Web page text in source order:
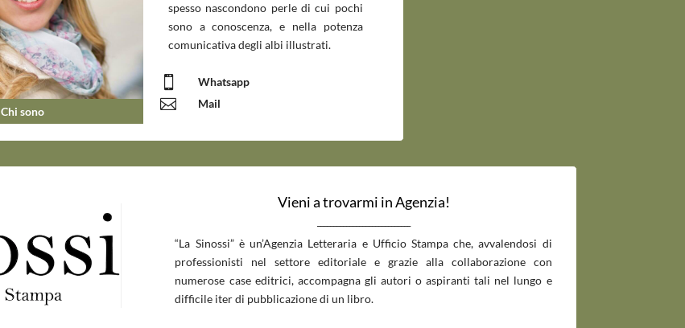
Chi sono
spesso nascondono perle di cui pochi
sono a conoscenza, e nella potenza
comunicativa degli albi illustrati.
 Whatsapp
 Mail
Vieni a trovarmi in Agenzia!
“La Sinossi” è un’Agenzia Letteraria e Ufficio Stampa che, avvalendosi di
professionisti nel settore editoriale e grazie alla collaborazione con
numerose case editrici, accompagna gli autori o aspiranti tali nel lungo e
difficile iter di pubblicazione di un libro.